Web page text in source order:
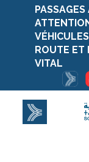
ROUTE ET
VITAL